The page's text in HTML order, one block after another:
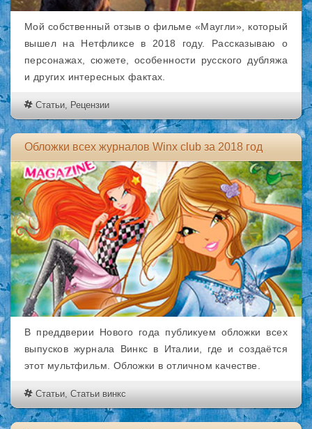
Мой собственный отзыв о фильме «Маугли», который
вышел на Нетфликсе в 2018 году. Рассказываю о
персонажах, сюжете, особенности русского дубляжа
и других интересных фактах.
Статьи, Рецензии
Обложки всех журналов Winx club за 2018 год
В преддверии Нового года публикуем обложки всех
выпусков журнала Винкс в Италии, где и создаётся
этот мультфильм. Обложки в отличном качестве.
Статьи, Статьи винкс